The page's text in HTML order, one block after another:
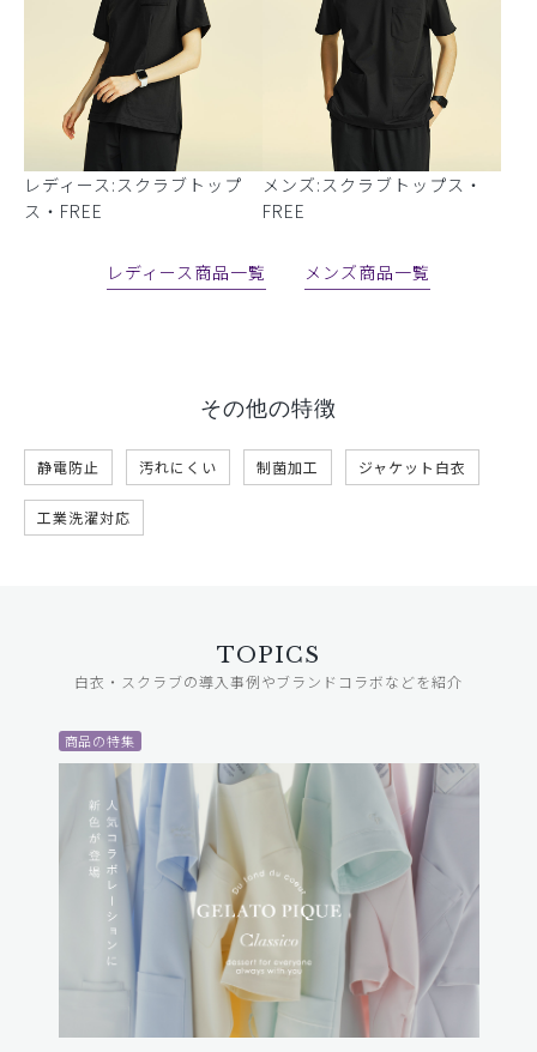
レディース:スクラブトップ
ス・FREE
メンズ:スクラブトップス・
FREE
レディース商品一覧 メンズ商品一覧
その他の特徴
静電防止 汚れにくい 制菌加工 ジャケット白衣
工業洗濯対応
TOPICS
白衣・スクラブの導入事例やブランドコラボなどを紹介
商品の特集